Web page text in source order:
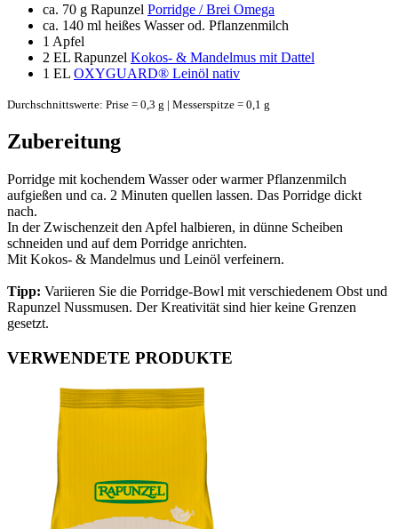
ca. 70 g Rapunzel Porridge / Brei Omega
ca. 140 ml heißes Wasser od. Pflanzenmilch
1 Apfel
2 EL Rapunzel Kokos- & Mandelmus mit Dattel
1 EL OXYGUARD® Leinöl nativ
Durchschnittswerte: Prise = 0,3 g | Messerspitze = 0,1 g
Zubereitung
Porridge mit kochendem Wasser oder warmer Pflanzenmilch
aufgießen und ca. 2 Minuten quellen lassen. Das Porridge dickt
nach.
In der Zwischenzeit den Apfel halbieren, in dünne Scheiben
schneiden und auf dem Porridge anrichten.
Mit Kokos- & Mandelmus und Leinöl verfeinern.
Tipp: Variieren Sie die Porridge-Bowl mit verschiedenem Obst und
Rapunzel Nussmusen. Der Kreativität sind hier keine Grenzen
gesetzt.
VERWENDETE PRODUKTE